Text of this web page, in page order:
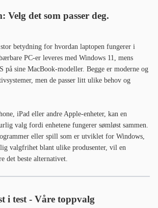
Velg det som passer deg.
betydning for hvordan laptopen fungerer i
PC-er leveres med Windows 11, mens
på sine MacBook-modeller. Begge er moderne og
men de passer litt ulike behov og
iPad eller andre Apple-enheter, kan en
valg fordi enhetene fungerer sømløst sammen.
eller spill som er utviklet for Windows,
valgfrihet blant ulike produsenter, vil en
det beste alternativet.
i test - Våre toppvalg